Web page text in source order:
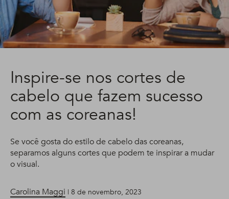
Inspire-se nos cortes de
cabelo que fazem sucesso
com as coreanas!
Se você gosta do estilo de cabelo das coreanas,
separamos alguns cortes que podem te inspirar a mudar
o visual.
Carolina Maggi | 8 de novembro, 2023